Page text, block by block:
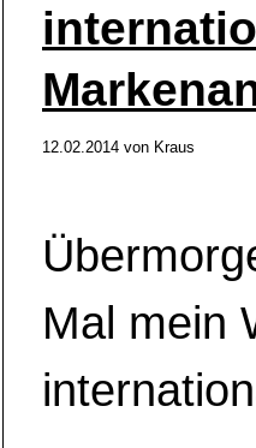
12.02.2014 von Kraus
Mal mein